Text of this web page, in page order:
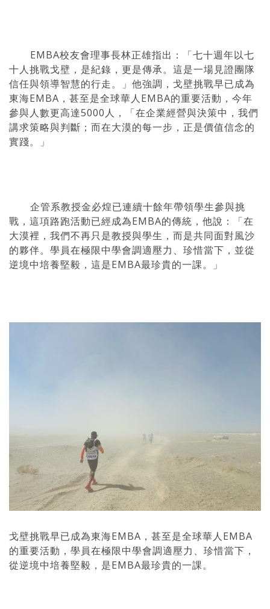
EMBA校友會理事長林正雄指出：「七十週年以七
十人挑戰戈壁，是紀錄，更是傳承。這是一場見證團隊
信任與領導智慧的行走。」他強調，戈壁挑戰早已成為
東海EMBA，甚至是全球華人EMBA的重要活動，今年
參與人數更高達5000人，「在企業經營與決策中，我們
講求策略與判斷；而在大漠的每一步，正是價值信念的
實踐。」
企管系教授金必煌已連續十餘年帶領學生參與挑
戰，這項路跑活動已經成為EMBA的傳統，他說：「在
大漠裡，我們不再只是教授與學生，而是共同面對風沙
的夥伴。學員在極限中學會調適壓力、珍惜當下，並從
逆境中培養堅毅，這是EMBA最珍貴的一課。」
戈壁挑戰早已成為東海EMBA，甚至是全球華人EMBA
的重要活動，學員在極限中學會調適壓力、珍惜當下，
從逆境中培養堅毅，是EMBA最珍貴的一課。